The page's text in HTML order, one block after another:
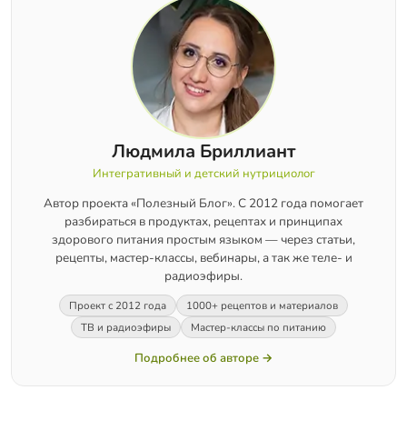
Людмила Бриллиант
Интегративный и детский нутрициолог
Автор проекта «Полезный Блог». С 2012 года помогает
разбираться в продуктах, рецептах и принципах
здорового питания простым языком — через статьи,
рецепты, мастер-классы, вебинары, а так же теле- и
радиоэфиры.
Проект с 2012 года
1000+ рецептов и материалов
ТВ и радиоэфиры
Мастер-классы по питанию
Подробнее об авторе →